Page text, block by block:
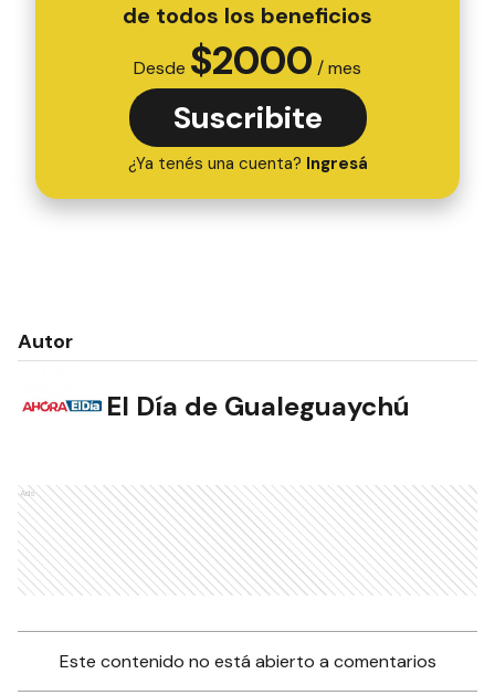
de todos los beneficios
Desde $2000 / mes
Suscribite
¿Ya tenés una cuenta? Ingresá
Autor
El Día de Gualeguaychú
Ads
Este contenido no está abierto a comentarios